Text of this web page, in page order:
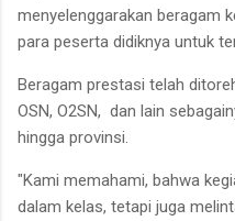
menyelenggarakan beragam
para peserta didiknya untuk
Beragam prestasi telah
OSN, O2SN, dan lain
hingga provinsi.
"Kami memahami, bahwa
dalam kelas, tetapi juga